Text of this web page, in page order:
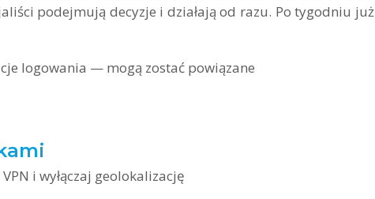
podejmują decyzje i działają od razu. Po tygodniu już
logowania — mogą zostać powiązane
i wyłączaj geolokalizację